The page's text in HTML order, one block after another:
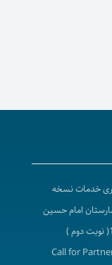
خدمات نسخه
امام حسین
Call for